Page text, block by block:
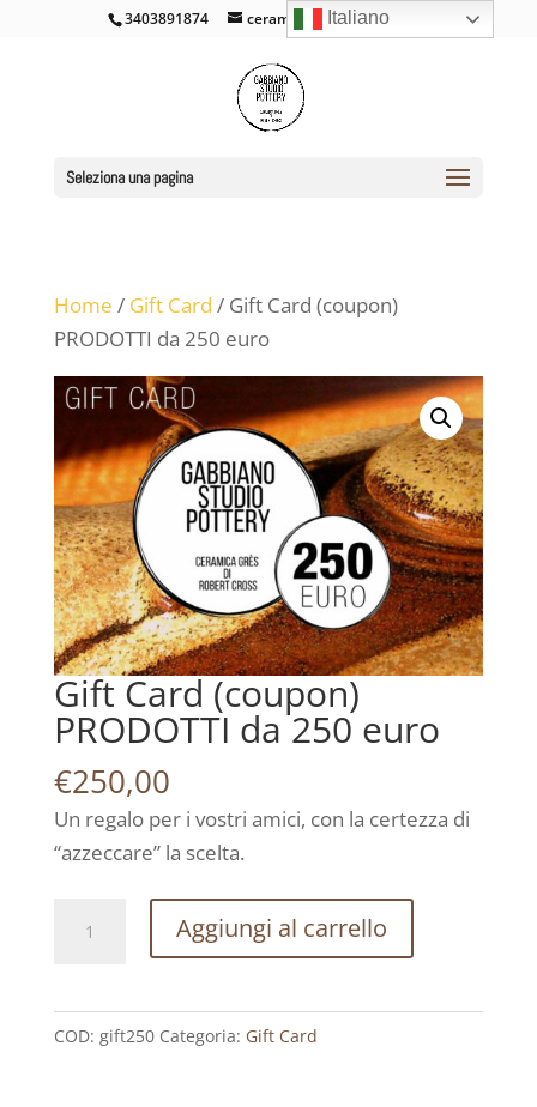
3403891874 ceramicacross@gmail.com
Seleziona una pagina
Home / Gift Card / Gift Card (coupon)
PRODOTTI da 250 euro
Gift Card (coupon)
PRODOTTI da 250 euro
€250,00
Un regalo per i vostri amici, con la certezza di
“azzeccare” la scelta.
Card
PRODOTTI
da
Aggiungi al carrello
COD: gift250 Categoria: Gift Card
Italiano